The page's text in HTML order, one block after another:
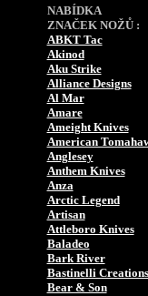
NABÍDKA
ZNAČEK NOŽŮ :
ABKT Tac
Akinod
Aku Strike
Alliance Designs
Al Mar
Amare
Ameight Knives
American
Anglesey
Anthem Knives
Anza
Arctic Legend
Artisan
Attleboro Knives
Baladeo
Bark River
Bastinelli Creations
Bear & Son